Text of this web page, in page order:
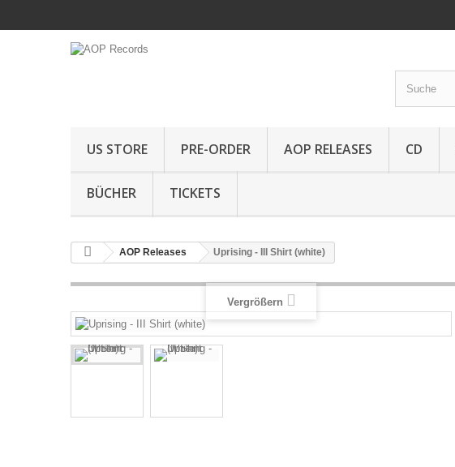
US STORE PRE-ORDER AOP RELEASES CD
BÜCHER TICKETS
AOP Releases Uprising - III Shirt (white)
Vergrößern